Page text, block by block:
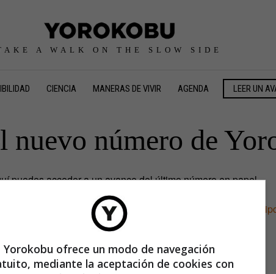
A WALK ON THE SLOW SIDE
CIENCIA MANERAS DE VIVIR AGENDA LEER UN
nuevo número de
puedes acceder a un avance del último número en papel.
completa, lógateo consulta nuestros Planes de
Yorokobu ofrece un modo de navegación
mediante la aceptación de cookies con